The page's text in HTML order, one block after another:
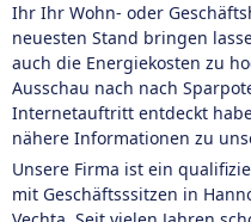
Ihr Ihr Wohn- oder
neuesten Stand bringen
auch die Energiekosten zu
Ausschau nach nach
Internetauftritt entdeckt
nähere Informationen zu
Unsere Firma ist ein
mit Geschäftsssitzen in